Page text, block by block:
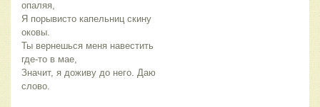
опаляя,
Я порывисто капельниц скину
оковы.
Ты вернешься меня навестить
где-то в мае,
Значит, я доживу до него. Даю
слово.